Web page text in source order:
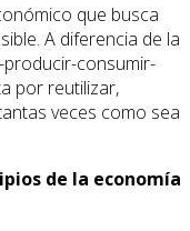
que busca
A diferencia de la
consumir-
por reutilizar,
veces como sea
de la economía